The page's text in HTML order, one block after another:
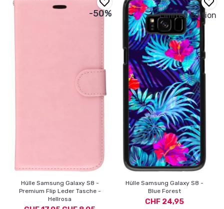
Hülle Samsung Galaxy S8 -
Premium Flip Leder Tasche -
Hellrosa
-50%
Hülle Samsung Galaxy S8 -
Blue Forest
CHF 24,95
Limited Edition